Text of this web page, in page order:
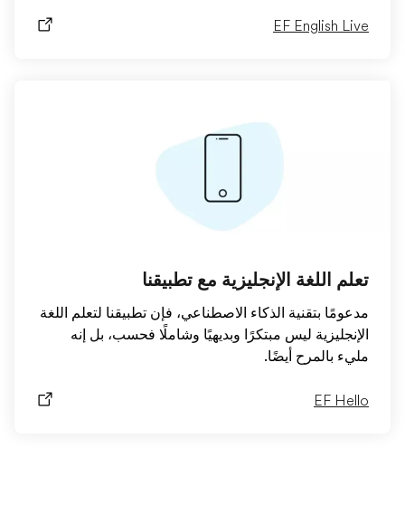
EF English Live
تعلم اللغة الإنجليزية مع تطبيقنا
مدعومًا بتقنية الذكاء الاصطناعي، فإن تطبيقنا لتعلم اللغة
الإنجليزية ليس مبتكرًا وبديهيًا وشاملًا فحسب، بل إنه
مليء بالمرح أيضًا.
EF Hello